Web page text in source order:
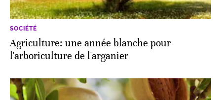
SOCIÉTÉ
Agriculture: une année blanche pour
l'arboriculture de l'arganier